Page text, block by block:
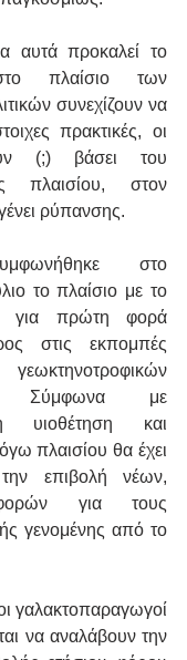
αυτά προκαλεί το
πλαίσιο των
συνεχίζουν να
πρακτικές, οι
(;) βάσει του
πλαισίου, στον
ρύπανσης.
στο
το πλαίσιο με το
για πρώτη φορά
στις εκπομπές
Σύμφωνα με
υιοθέτηση και
πλαισίου θα έχει
επιβολή νέων,
για τους
γενομένης από το
γαλακτοπαραγωγοί
να αναλάβουν την